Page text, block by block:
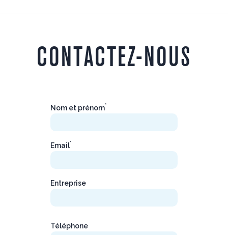
CONTACTEZ-NOUS
Nom et prénom*
Email*
Entreprise
Téléphone